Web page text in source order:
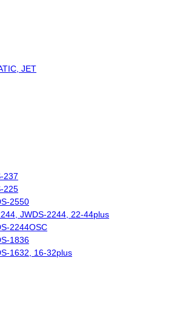
JET
237
225
2550
JWDS-2244, 22-44plus
2244OSC
1836
1632, 16-32plus